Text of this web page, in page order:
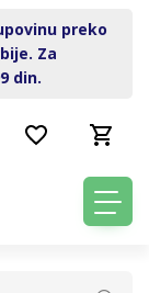
preko
Za
din.